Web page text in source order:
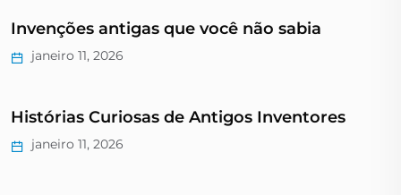
Invenções antigas que você não sabia
janeiro 11, 2026
Histórias Curiosas de Antigos Inventores
janeiro 11, 2026